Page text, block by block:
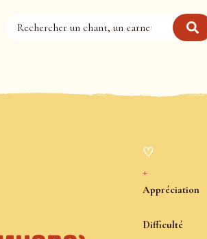
♡
+
Appréciation
Difficulté